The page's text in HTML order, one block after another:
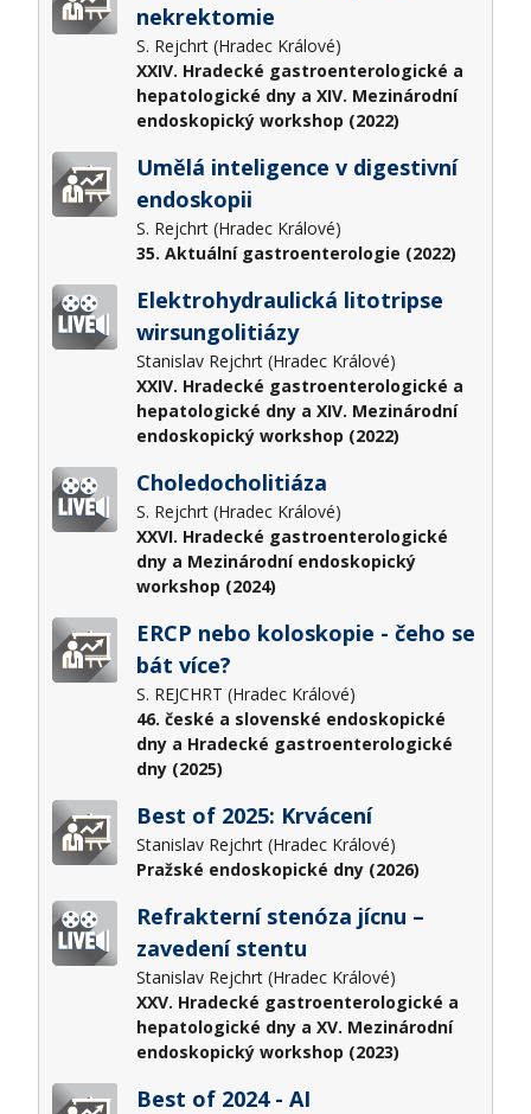
nekrektomie
S. Rejchrt (Hradec Králové)
XXIV. Hradecké gastroenterologické a
hepatologické dny a XIV. Mezinárodní
endoskopický workshop (2022)
Umělá inteligence v digestivní
endoskopii
S. Rejchrt (Hradec Králové)
35. Aktuální gastroenterologie (2022)
Elektrohydraulická litotripse
wirsungolitiázy
Stanislav Rejchrt (Hradec Králové)
XXIV. Hradecké gastroenterologické a
hepatologické dny a XIV. Mezinárodní
endoskopický workshop (2022)
Choledocholitiáza
S. Rejchrt (Hradec Králové)
XXVI. Hradecké gastroenterologické
dny a Mezinárodní endoskopický
workshop (2024)
ERCP nebo koloskopie - čeho se
bát více?
S. REJCHRT (Hradec Králové)
46. české a slovenské endoskopické
dny a Hradecké gastroenterologické
dny (2025)
Best of 2025: Krvácení
Stanislav Rejchrt (Hradec Králové)
Pražské endoskopické dny (2026)
Refrakterní stenóza jícnu –
zavedení stentu
Stanislav Rejchrt (Hradec Králové)
XXV. Hradecké gastroenterologické a
hepatologické dny a XV. Mezinárodní
endoskopický workshop (2023)
Best of 2024 - AI